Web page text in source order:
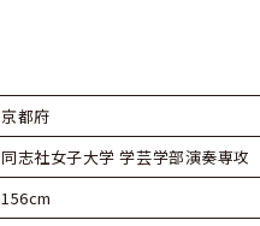
京都府
同志社女子大学 学芸学部演奏専攻
156cm